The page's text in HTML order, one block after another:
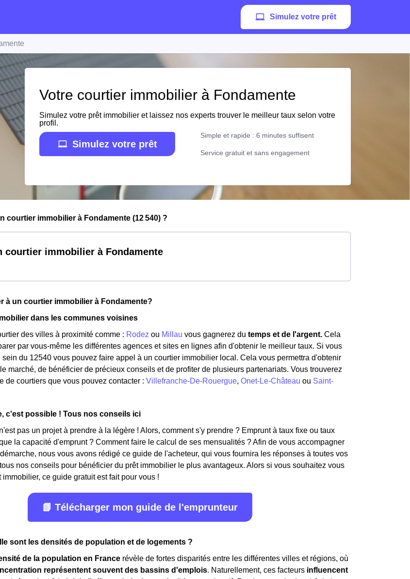
Simulez votre prêt
Votre courtier immobilier à Fondamente
Simulez votre prêt immobilier et laissez nos experts trouver le meilleur taux selon votre
profil.
Simulez votre prêt
Simple et rapide : 6 minutes suffisent
Service gratuit et sans engagement
courtier immobilier à Fondamente (12 540) ?
courtier immobilier à Fondamente
à un courtier immobilier à Fondamente?
dans les communes voisines
des villes à proximité comme : Rodez ou Millau vous gagnerez du temps et de l'argent. Cela
par vous-même les différentes agences et sites en lignes afin d'obtenir le meilleur taux. Si vous
du 12540 vous pouvez faire appel à un courtier immobilier local. Cela vous permettra d'obtenir
marché, de bénéficier de précieux conseils et de profiter de plusieurs partenariats. Vous trouverez
de courtiers que vous pouvez contacter : Villefranche-De-Rouergue, Onet-Le-Château ou Saint-
c'est possible ! Tous nos conseils ici
pas un projet à prendre à la légère ! Alors, comment s'y prendre ? Emprunt à taux fixe ou taux
la capacité d'emprunt ? Comment faire le calcul de ses mensualités ? Afin de vous accompagner
nous vous avons rédigé ce guide de l'acheteur, qui vous fournira les réponses à toutes vos
nos conseils pour bénéficier du prêt immobilier le plus avantageux. Alors si vous souhaitez vous
immobilier, ce guide gratuit est fait pour vous !
📗 Télécharger mon guide de l'emprunteur
sont les densités de population et de logements ?
de la population en France révèle de fortes disparités entre les différentes villes et régions, où
représentent souvent des bassins d'emplois. Naturellement, ces facteurs influencent